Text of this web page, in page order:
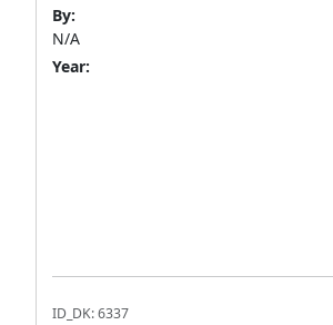
By:
N/A
Year:
ID_DK: 6337